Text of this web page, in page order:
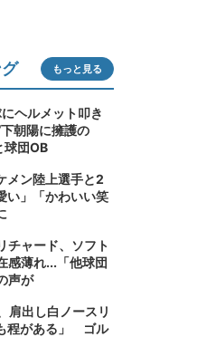
もっと見る
ヘルメット叩き
朝陽に擁護の
団OB
メン陸上選手と2
」「かわいい笑
チャード、ソフト
感薄れ...「他球団
声が
肩出し白ノースリ
程がある」 ゴル